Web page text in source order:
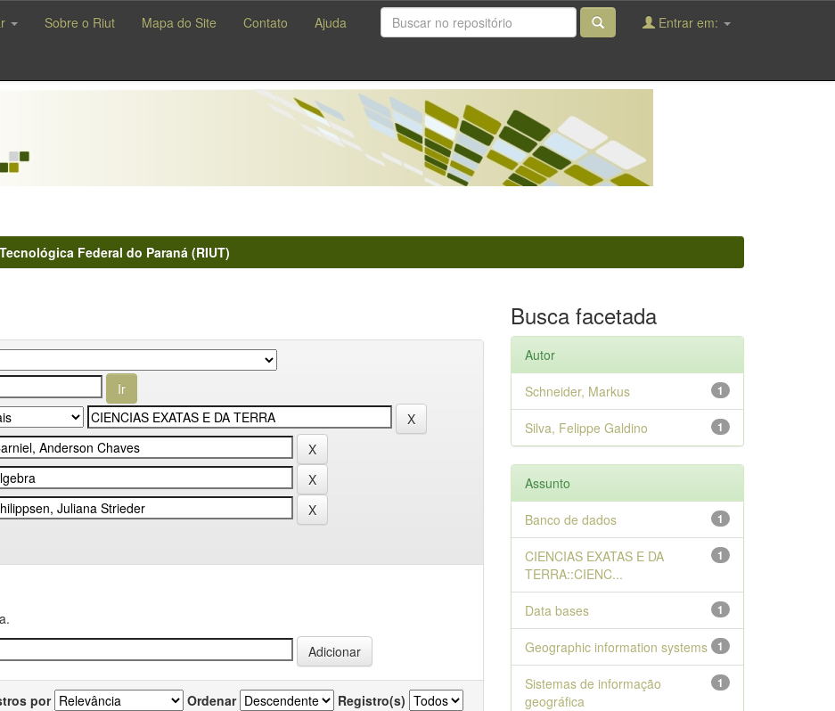
Sobre o Riut Mapa do Site Contato Ajuda Entrar em:
Federal do Paraná (RIUT)
por Ordenar Registro(s)
Busca facetada
Autor
1
Schneider, Markus
1
Silva, Felippe Galdino
Assunto
1
Banco de dados
1
CIENCIAS EXATAS E DA
TERRA::CIENC...
1
Data bases
1
Geographic information systems
1
Sistemas de informação
geográfica